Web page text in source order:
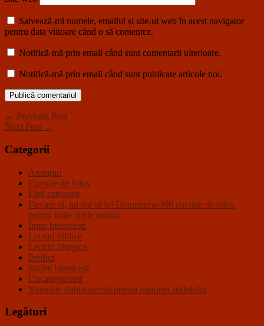
Salvează-mi numele, emailul și site-ul web în acest navigator
pentru data viitoare când o să comentez.
Notifică-mă prin email când sunt comentarii ulterioare.
Notifică-mă prin email când sunt publicate articole noi.
← Previous Post
Next Post →
Categorii
Anunţuri
Cuvinte de folos
Fără categorie
Fiecare zi, un dar al lui Dumnezeu-366 cuvinte de folos
pentru toate zilele anului
Imne bisericeşti
Lecturi biblice
Lecturi liturgice
Predici
Slujbe bisericeşti
Uncategorized
Vitamine duhovnicesti pentru intarirea sufletului
Legături